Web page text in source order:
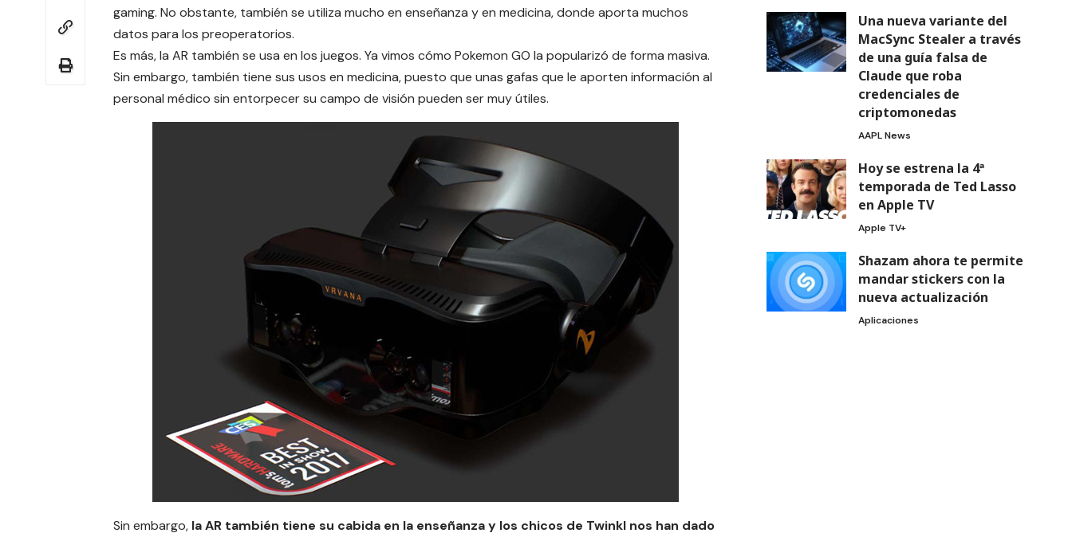
gaming. No obstante, también se utiliza mucho en enseñanza y en medicina, donde aporta muchos
datos para los preoperatorios.
Es más, la AR también se usa en los juegos. Ya vimos cómo Pokemon GO la popularizó de forma masiva.
Sin embargo, también tiene sus usos en medicina, puesto que unas gafas que le aporten información al
personal médico sin entorpecer su campo de visión pueden ser muy útiles.
Sin embargo, la AR también tiene su cabida en la enseñanza y los chicos de Twinkl nos han dado
Una nueva variante del
MacSync Stealer a través
de una guía falsa de
Claude que roba
credenciales de
criptomonedas
AAPL News
Hoy se estrena la 4ª
temporada de Ted Lasso
en Apple TV
Apple TV+
Shazam ahora te permite
mandar stickers con la
nueva actualización
Aplicaciones